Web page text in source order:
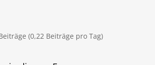
(0,22 Beiträge pro Tag)